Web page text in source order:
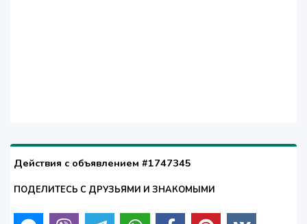
Действия с объявлением #1747345
ПОДЕЛИТЕСЬ С ДРУЗЬЯМИ И ЗНАКОМЫМИ